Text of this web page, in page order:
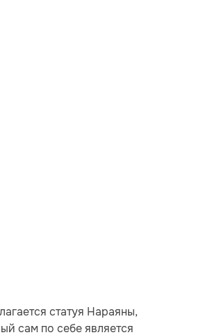
статуя Нараяны,
сам по себе является